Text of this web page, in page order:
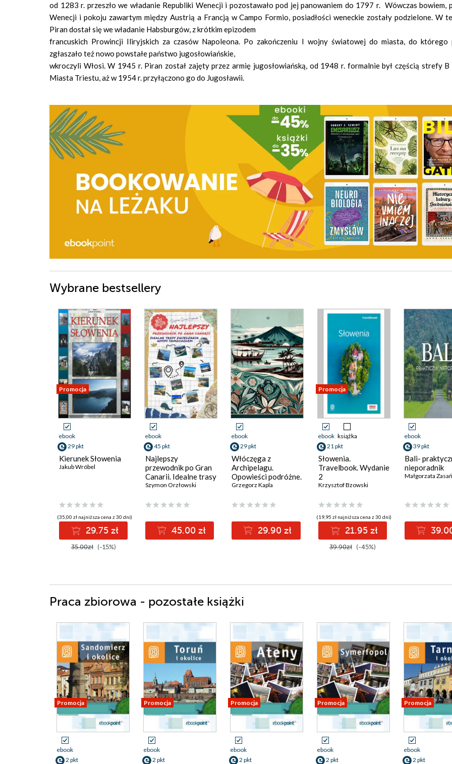
od 1283 r. przeszło we władanie Republiki Wenecji i pozostawało pod jej panowaniem do 1797 r. Wówczas bowiem,
Wenecji i pokoju zawartym między Austrią a Francją w Campo Formio, posiadłości weneckie zostały podzielone. W
Piran dostał się we władanie Habsburgów, z krótkim epizodem
francuskich Prowincji Iliryjskich za czasów Napoleona. Po zakończeniu I wojny światowej do miasta, do którego
zgłaszało też nowo powstałe państwo jugosłowiańskie,
wkroczyli Włosi. W 1945 r. Piran został zajęty przez armię jugosłowiańską, od 1948 r. formalnie był częścią strefy
Miasta Triestu, aż w 1954 r. przyłączono go do Jugosławii.
Wybrane bestsellery
Promocja
ebook
29 pkt
Kierunek Słowenia
Jakub Wróbel
(35,00 zł najniższa cena z 30 dni)
29.75 zł
35.00zł (-15%)
ebook
45 pkt
Najlepszy
przewodnik po Gran
Canarii. Idealne trasy
zwiedzania wyspy
Szymon Orzłowski
45.00 zł
ebook
29 pkt
Włóczęga z
Archipelagu.
Opowieści podróżne.
Indonezja
Grzegorz Kapla
29.90 zł
Promocja
ebook książka
21 pkt
Słowenia.
Travelbook. Wydanie
2
Krzysztof Bzowski
(19,95 zł najniższa cena z 30 dni)
21.95 zł
39.90zł (-45%)
ebook
39 pkt
Bali-
nieporadnik
Małgorzata
Praca zbiorowa - pozostałe książki
Promocja
ebook
2 pkt
Promocja
ebook
2 pkt
Promocja
ebook
2 pkt
Promocja
ebook
2 pkt
Promocja
ebook
2 pkt